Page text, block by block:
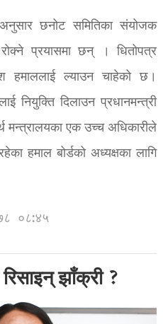
छनोट समितिका संयोजक
प्रयासमा छन् । धितोपत्र
हमाललाई ल्याउन चाहेको छ।
नियुक्ति दिलाउन प्रधानमन्त्री
मन्त्रालयका एक उच्च अधिकारीले
हमाल बोर्डको अध्यक्षका लागि
०८:४५
झाँक्री ?